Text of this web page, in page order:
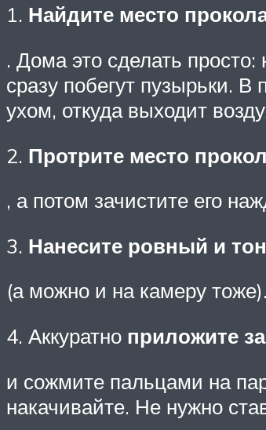
1. Найдите место
. Дома это сделать
сразу побегут пузырьки.
ухом, откуда выходит
2. Протрите место
, а потом зачистите его
3. Нанесите ровный и
(а можно и на камеру
4. Аккуратно приложите
и сожмите пальцами на
накачивайте. Не нужно